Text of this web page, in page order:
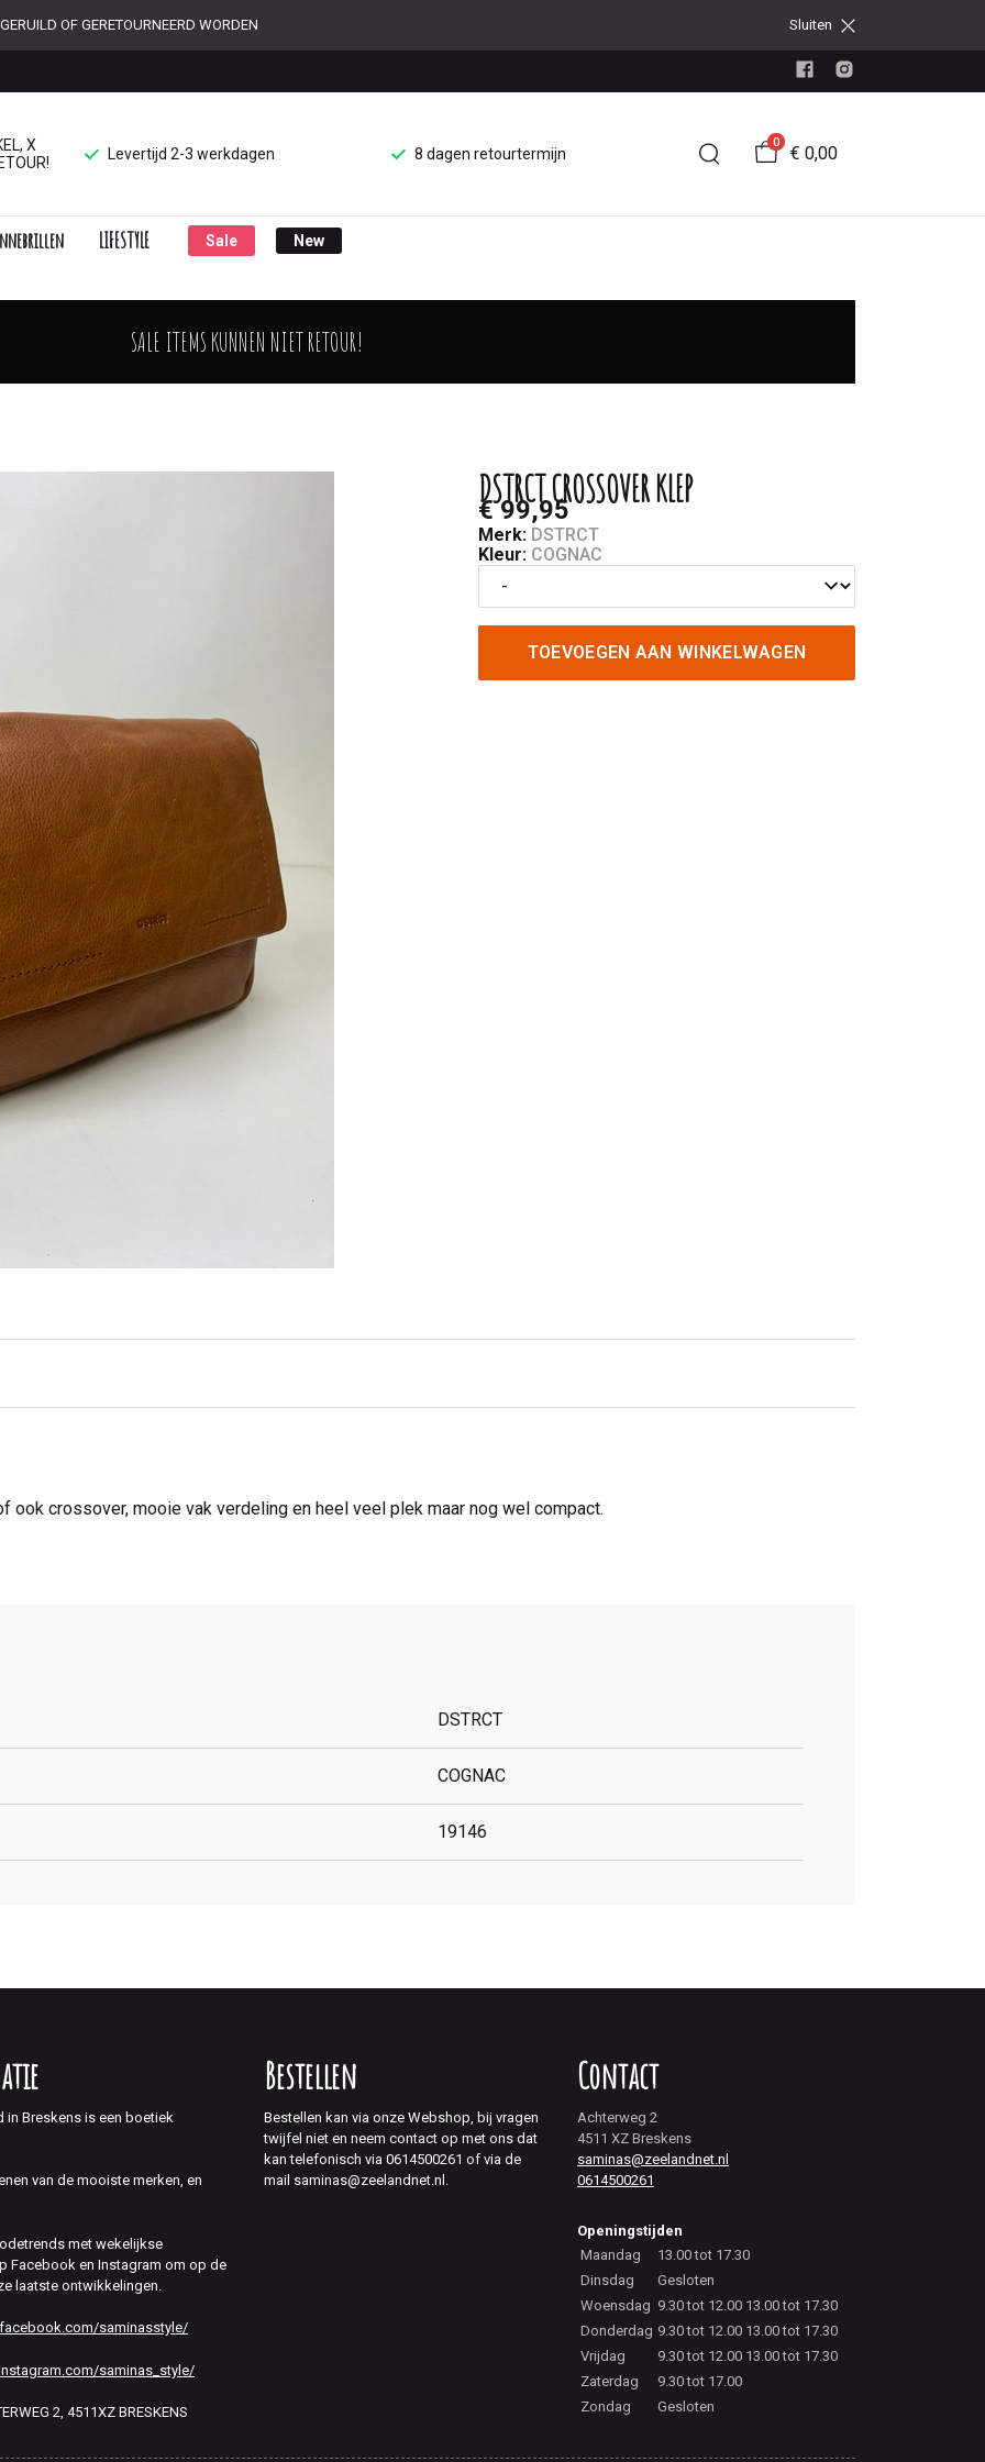
OF GERETOURNEERD WORDEN Sluiten
X
Levertijd 2-3 werkdagen 8 dagen retourtermijn
0
€ 0,00
LIFESTYLE Sale New
SALE ITEMS KUNNEN NIET RETOUR!
DSTRCT CROSSOVER KLEP
€ 99,95
Merk: DSTRCT
Kleur: COGNAC
TOEVOEGEN AAN WINKELWAGEN
ook crossover, mooie vak verdeling en heel veel plek maar nog wel compact.
DSTRCT
COGNAC
19146
in Breskens is een boetiek
van de mooiste merken, en
met wekelijkse
Facebook en Instagram om op de
laatste ontwikkelingen.
saminasstyle/
saminas_style/
2, 4511XZ BRESKENS
Bestellen
Bestellen kan via onze Webshop, bij vragen
twijfel niet en neem contact op met ons dat
kan telefonisch via 0614500261 of via de
mail saminas@zeelandnet.nl.
Contact
Achterweg 2
4511 XZ Breskens
saminas@zeelandnet.nl
0614500261
Openingstijden
Maandag
13.00 tot 17.30
Dinsdag
Gesloten
Woensdag 9.30 tot 12.00 13.00 tot 17.30
Donderdag 9.30 tot 12.00 13.00 tot 17.30
Vrijdag
9.30 tot 12.00 13.00 tot 17.30
Zaterdag
9.30 tot 17.00
Zondag
Gesloten